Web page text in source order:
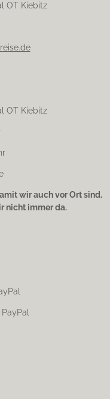
OT Kiebitz
OT Kiebitz
wir auch vor Ort sind.
nicht immer da.